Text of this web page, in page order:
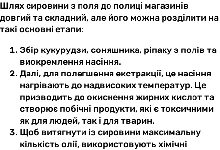
Шлях сировини з поля до полиці магазинів
довгий та складний, але його можна розділити на
такі основні етапи:
Збір кукурудзи, соняшника, ріпаку з полів та
виокремлення насіння.
Далі, для полегшення екстракції, це насіння
нагрівають до надвисоких температур. Це
призводить до окиснення жирних кислот та
створює побічні продукти, які є токсичними
як для людей, так і для тварин.
Щоб витягнути із сировини максимальну
кількість олії, використовують хімічні